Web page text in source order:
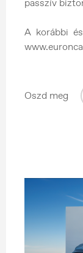
passzív
A korábbi
Oszd meg